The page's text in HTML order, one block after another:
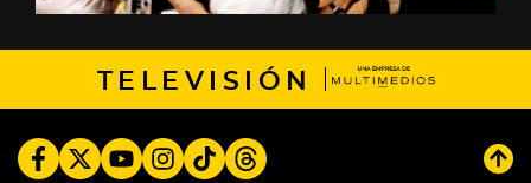
TELEVISIÓN
FacebookTwitterYoutubeInstagram
TikTokThreads